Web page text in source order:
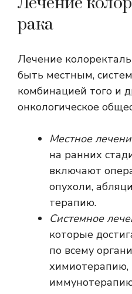
рака
Лечение
быть местным,
комбинацией того и
онкологическое
Местное
на ранних
включают
опухоли,
терапию.
Системное
которые
по всему
химиотерапию,